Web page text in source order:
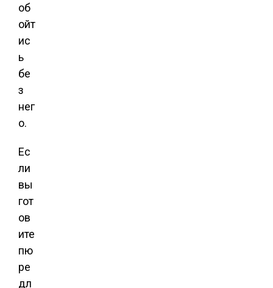
об
ойт
ис
ь
бе
з
нег
о.
Ес
ли
вы
гот
ов
ите
пю
ре
дл